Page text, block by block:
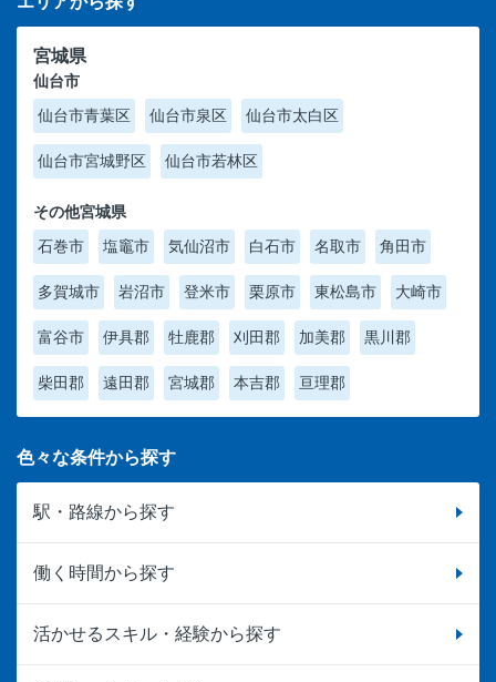
宮城県
仙台市
仙台市青葉区
仙台市泉区 仙台市太白区
仙台市宮城野区 仙台市若林区
その他宮城県
石巻市
塩竈市 気仙沼市 白石市 名取市 角田市
多賀城市 岩沼市 登米市 栗原市 東松島市 大崎市
富谷市 伊具郡 牡鹿郡 刈田郡 加美郡 黒川郡
柴田郡 遠田郡 宮城郡 本吉郡 亘理郡
色々な条件から探す
駅・路線から探す
働く時間から探す
活かせるスキル・経験から探す